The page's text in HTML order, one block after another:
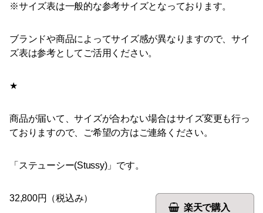
※サイズ表は一般的な参考サイズとなっております。
ブランドや商品によってサイズ感が異なりますので、サイ
ズ表は参考としてご活用ください。
★
商品が届いて、サイズが合わない場合はサイズ変更も行っ
ておりますので、ご希望の方はご連絡ください。
「ステューシー(Stussy)」です。
楽天で購入
32,800円（税込み）